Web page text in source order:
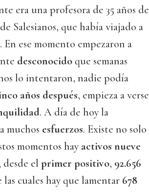
era una profesora de 35 años de
Salesianos, que había viajado a
ese momento empezaron a
desconocidoque semanas
lo intentaron, nadie podía
años después, empieza a verse
. A día de hoy la
muchos esfuerzos. Existe no solo
momentos hay activos nueve
el primer positivo, 92.656
las cuales hay que lamentar 678